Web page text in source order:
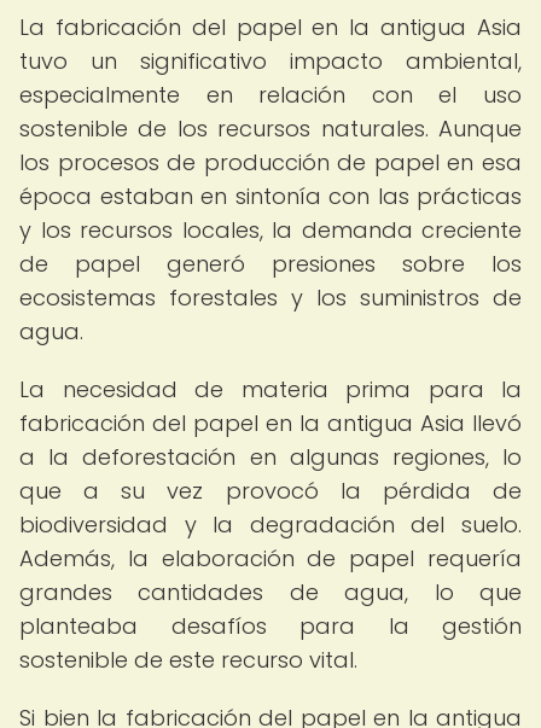
La fabricación del papel en la antigua Asia
tuvo un significativo impacto ambiental,
especialmente en relación con el uso
sostenible de los recursos naturales. Aunque
los procesos de producción de papel en esa
época estaban en sintonía con las prácticas
y los recursos locales, la demanda creciente
de papel generó presiones sobre los
ecosistemas forestales y los suministros de
agua.
La necesidad de materia prima para la
fabricación del papel en la antigua Asia llevó
a la deforestación en algunas regiones, lo
que a su vez provocó la pérdida de
biodiversidad y la degradación del suelo.
Además, la elaboración de papel requería
grandes cantidades de agua, lo que
planteaba desafíos para la gestión
sostenible de este recurso vital.
Si bien la fabricación del papel en la antigua